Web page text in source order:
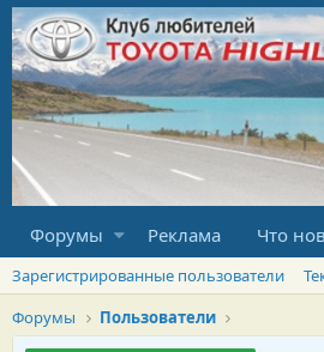
Форумы Реклама Что
Зарегистрированные пользователи
Форумы
Пользователи